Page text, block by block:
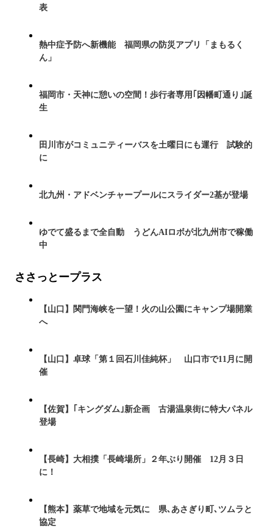
表
熱中症予防へ新機能 福岡県の防災アプリ「まもるく
ん」
福岡市・天神に憩いの空間！歩行者専用｢因幡町通り｣誕
生
田川市がコミュニティーバスを土曜日にも運行 試験的
に
北九州・アドベンチャープールにスライダー2基が登場
ゆでて盛るまで全自動 うどんAIロボが北九州市で稼働
中
ささっとープラス
【山口】関門海峡を一望！火の山公園にキャンプ場開業
へ
【山口】卓球「第１回石川佳純杯」 山口市で11月に開
催
【佐賀】｢キングダム｣新企画 古湯温泉街に特大パネル
登場
【長崎】大相撲「長崎場所」２年ぶり開催 12月３日
に！
【熊本】薬草で地域を元気に 県､あさぎり町､ツムラと
協定